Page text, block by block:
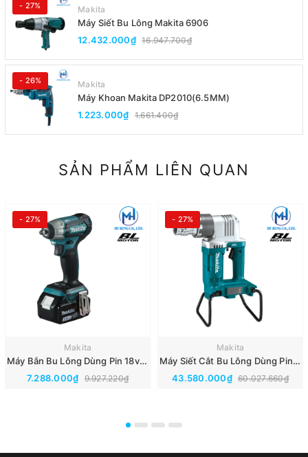
- 27% Makita
Máy Siết Bu Lông Makita 6906
12.432.000₫ 16.947.700₫
- 26% Makita
Máy Khoan Makita DP2010(6.5MM)
1.223.000₫ 1.661.400₫
SẢN PHẨM LIÊN QUAN
- 27%
Makita
Máy Bắn Bu Lông Dùng Pin 18v Makita DTW180RFE(BL)
7.288.000₫ 9.927.220₫
- 27%
Makita
Máy Siết Cắt Bu Lông Dùng Pin 18Vx2 Makita DWT310ZK(Thân Máy)(BL)
43.580.000₫ 60.027.660₫